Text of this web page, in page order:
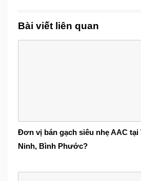
Bài viết liên quan
Đơn vị bán gạch siêu nhẹ AAC tại
Ninh, Bình Phước?